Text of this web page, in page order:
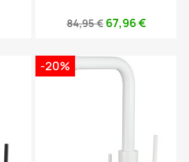
84,95 € 67,96 €
-20%